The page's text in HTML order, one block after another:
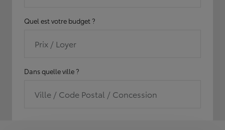
Quel est votre budget ?
Prix / Loyer
Dans quelle ville ?
Ville / Code Postal / Concession